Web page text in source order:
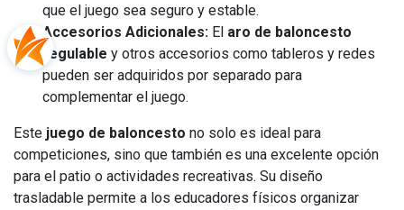
que el juego sea seguro y estable.
Accesorios Adicionales: El aro de baloncesto
regulable y otros accesorios como tableros y redes
pueden ser adquiridos por separado para
complementar el juego.
Este juego de baloncesto no solo es ideal para
competiciones, sino que también es una excelente opción
para el patio o actividades recreativas. Su diseño
trasladable permite a los educadores físicos organizar